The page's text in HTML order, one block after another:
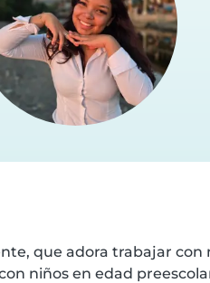
que adora trabajar con
niños en edad